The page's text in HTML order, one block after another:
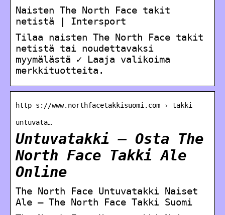
Naisten The North Face takit
netistä | Intersport
Tilaa naisten The North Face takit
netistä tai noudettavaksi
myymälästä ✓ Laaja valikoima
merkkituotteita.
http s://www.northfacetakkisuomi.com › takki-
untuvata…
Untuvatakki – Osta The
North Face Takki Ale
Online
The North Face Untuvatakki Naiset
Ale – The North Face Takki Suomi